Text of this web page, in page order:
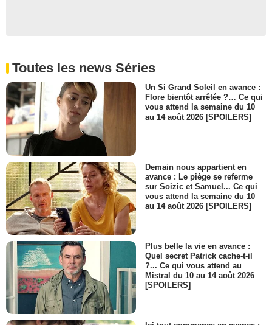
Toutes les news Séries
Un Si Grand Soleil en avance :
Flore bientôt arrêtée ?… Ce qui
vous attend la semaine du 10
au 14 août 2026 [SPOILERS]
Demain nous appartient en
avance : Le piège se referme
sur Soizic et Samuel... Ce qui
vous attend la semaine du 10
au 14 août 2026 [SPOILERS]
Plus belle la vie en avance :
Quel secret Patrick cache-t-il
?... Ce qui vous attend au
Mistral du 10 au 14 août 2026
[SPOILERS]